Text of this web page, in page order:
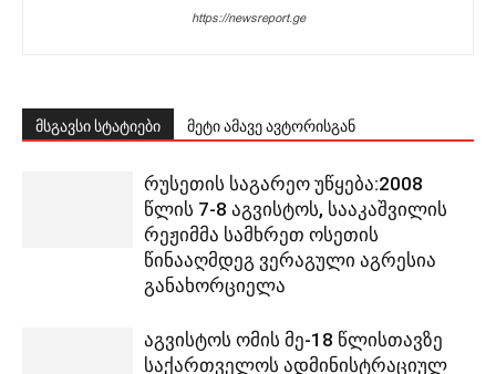
https://newsreport.ge
მსგავსი სტატიები მეტი ამავე ავტორისგან
რუსეთის საგარეო უწყება:2008
წლის 7-8 აგვისტოს, სააკაშვილის
რეჟიმმა სამხრეთ ოსეთის
წინააღმდეგ ვერაგული აგრესია
განახორციელა
აგვისტოს ომის მე-18 წლისთავზე
საქართველოს ადმინისტრაციულ